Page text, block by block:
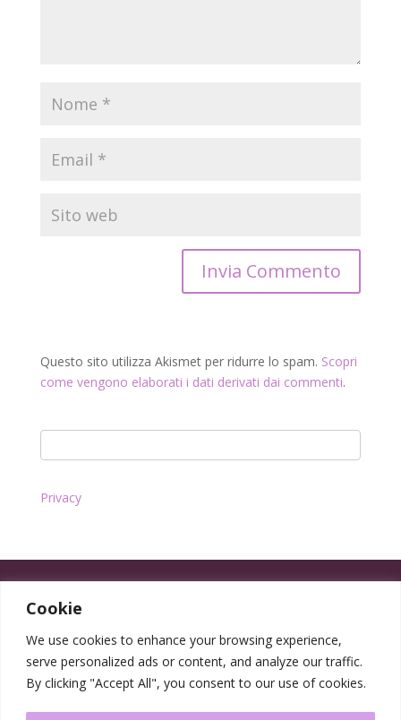
Cookie
We use cookies to enhance your browsing experience,
serve personalized ads or content, and analyze our traffic.
By clicking "Accept All", you consent to our use of cookies.
Questo sito utilizza Akismet per ridurre lo spam. Scopri
come vengono elaborati i dati derivati dai commenti.
Privacy